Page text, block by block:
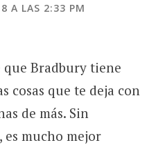
A LAS 2:33 PM
que Bradbury tiene
cosas que te deja con
de más. Sin
mucho mejor